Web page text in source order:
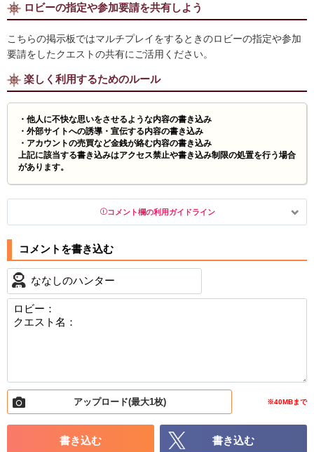
ロビーの指定や参加要請を共有しよう
こちらの掲示板ではマルチプレイをするときのロビーの指定や参加
要請をしたクエストの共有にご活用ください。
楽しく利用するためのルール
・他人に不快な思いをさせるような内容の書き込み
・外部サイトへの誘導・宣伝する内容の書き込み
・アカウントの売買など金銭が絡む内容の書き込み
上記に該当する書き込みはアクセス禁止や書き込み制限の処置を行う場合
があります。
コメント欄の利用ガイドライン
以下の書き込みを禁止とし、場合によってはコメント削除や書き込
み制限を行う可能性がございます。 あらかじめご了承ください。
・公序良俗に反する投稿
・スパムなど、記事内容と関係のない投稿
・誰かになりすます行為
・外部サイトへの誘導や宣伝
・アカウントの売買など金銭が絡む内容の投稿
・各ゲームのネタバレを含む内容の投稿
・その他、管理者が不適切と判断した投稿
アップロード(最大1枚) ※40MBまで
書き込む 書き込む